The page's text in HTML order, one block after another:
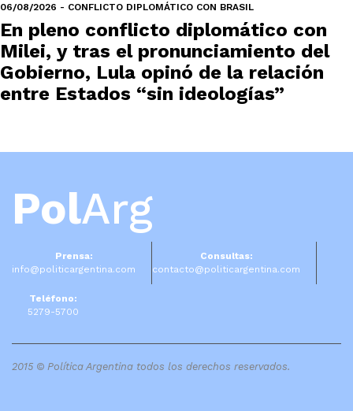
06/08/2026 - CONFLICTO DIPLOMÁTICO CON BRASIL
En pleno conflicto diplomático con
Milei, y tras el pronunciamiento del
Gobierno, Lula opinó de la relación
entre Estados “sin ideologías”
PolArg
Prensa:
info@politicargentina.com
Consultas:
contacto@politicargentina.com
Teléfono:
5279-5700
2015 © Política Argentina todos los derechos reservados.